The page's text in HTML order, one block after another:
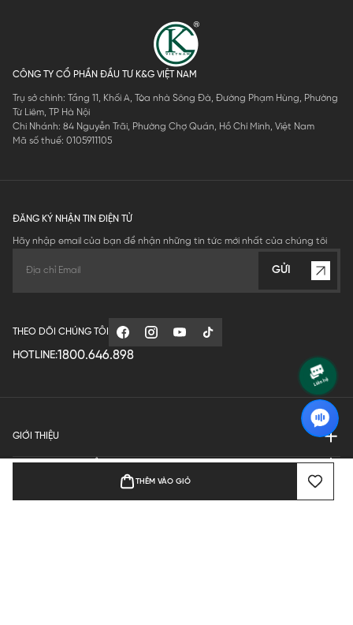
THÊM VÀO GIỎ
CÔNG TY CỔ PHẦN ĐẦU TƯ K&G VIỆT NAM
Trụ sở chính: Tầng 11, Khối A, Tòa nhà Sông Đà, Đường Phạm Hùng, Phường
Từ Liêm, TP Hà Nội
Chi Nhánh: 84 Nguyễn Trãi, Phường Chợ Quán, Hồ Chí Minh, Việt Nam
Mã số thuế: 0105911105
ĐĂNG KÝ NHẬN TIN ĐIỆN TỬ
Hãy nhập email của bạn để nhận những tin tức mới nhất của chúng tôi
GỬI
THEO DÕI CHÚNG TÔI
HOTLINE:1800.646.898
GIỚI THIỆU
QUY ĐỊNH HOẠT ĐỘNG